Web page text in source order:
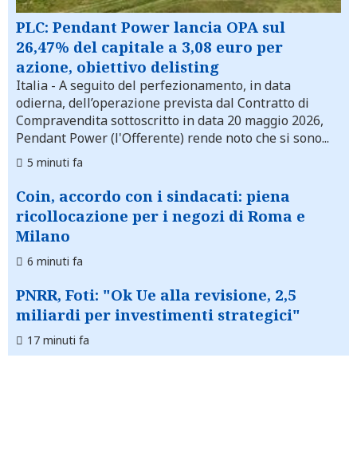
PLC: Pendant Power lancia OPA sul
26,47% del capitale a 3,08 euro per
azione, obiettivo delisting
Italia - A seguito del perfezionamento, in data
odierna, dell’operazione prevista dal Contratto di
Compravendita sottoscritto in data 20 maggio 2026,
Pendant Power (l'Offerente) rende noto che si sono...
5 minuti fa
Coin, accordo con i sindacati: piena
ricollocazione per i negozi di Roma e
Milano
6 minuti fa
PNRR, Foti: "Ok Ue alla revisione, 2,5
miliardi per investimenti strategici"
17 minuti fa